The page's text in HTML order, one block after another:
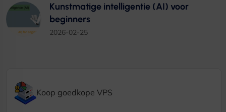
Kunstmatige intelligentie (AI) voor
beginners
2026-02-25
Koop goedkope VPS